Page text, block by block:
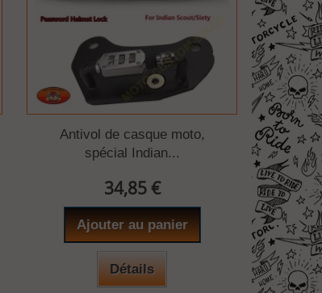
Antivol de casque moto,
spécial Indian...
34,85 €
Ajouter au panier
Détails